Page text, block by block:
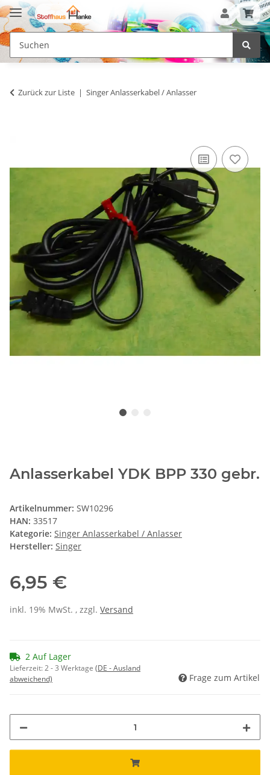
Zurück zur Liste Singer Anlasserkabel / Anlasser
Anlasserkabel YDK BPP 330 gebr.
Artikelnummer: SW10296
HAN: 33517
Kategorie: Singer Anlasserkabel / Anlasser
Hersteller: Singer
6,95 €
inkl. 19% MwSt. , zzgl. Versand
2 Auf Lager
Lieferzeit:2 - 3 Werktage (DE - Ausland
abweichend)
Frage zum Artikel